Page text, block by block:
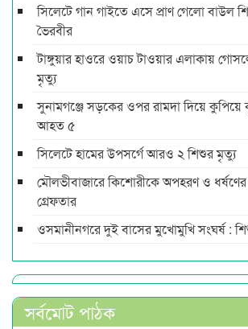
সিলেটে গান গাইতে এসে প্রাণ গেলো বাউল
ভৈরবীর
টাঙ্গুয়ার হাওরে ওয়াচ টাওয়ার এলাকায়
মৃত্যু
সুনামগঞ্জে সড়কের ওপর রামদা দিয়ে
আহত ৫
সিলেটে হামের উপসর্গে আরও ২ শিশুর মৃত্যু
মৌলভীবাজারে কিশোরীকে অপহরণ ও
গ্রেফতার
ওসমানীনগরে দুই বাসের মুখোমুখি সংঘর্ষ :
সর্বমোট পাঠক